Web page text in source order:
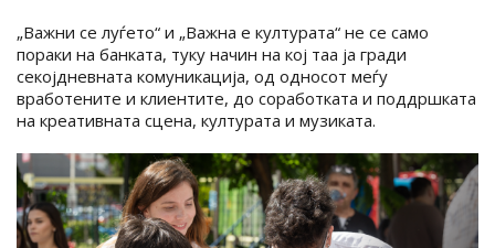
„Важни се луѓето“ и „Важна е културата“ не се само
пораки на банката, туку начин на кој таа ја гради
секојдневната комуникација, од односот меѓу
вработените и клиентите, до соработката и поддршката
на креативната сцена, културата и музиката.